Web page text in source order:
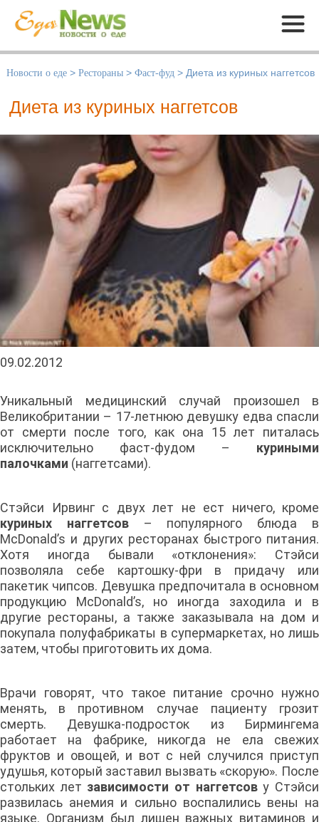
Меню
Новости о еде > Рестораны > Фаст-фуд > Диета из куриных наггетсов
Диета из куриных наггетсов
09.02.2012
Уникальный медицинский случай произошел в
Великобритании – 17-летнюю девушку едва спасли
от смерти после того, как она 15 лет питалась
исключительно фаст-фудом – куриными
палочками (наггетсами).
Стэйси Ирвинг с двух лет не ест ничего, кроме
куриных наггетсов– популярного блюда в
McDonald’s и других ресторанах быстрого питания.
Хотя иногда бывали «отклонения»: Стэйси
позволяла себе картошку-фри в придачу или
пакетик чипсов. Девушка предпочитала в основном
продукцию McDonald’s, но иногда заходила и в
другие рестораны, а также заказывала на дом и
покупала полуфабрикаты в супермаркетах, но лишь
затем, чтобы приготовить их дома.
Врачи говорят, что такое питание срочно нужно
менять, в противном случае пациенту грозит
смерть. Девушка-подросток из Бирмингема
работает на фабрике, никогда не ела свежих
фруктов и овощей, и вот с ней случился приступ
удушья, который заставил вызвать «скорую». После
стольких лет зависимости от наггетсову Стэйси
развилась анемия и сильно воспалились вены на
языке. Организм был лишен важных витаминов и